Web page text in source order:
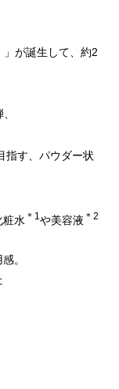
が誕生して、約2
指す、パウダー状
粧水 ＊1 や美容液 ＊2
。